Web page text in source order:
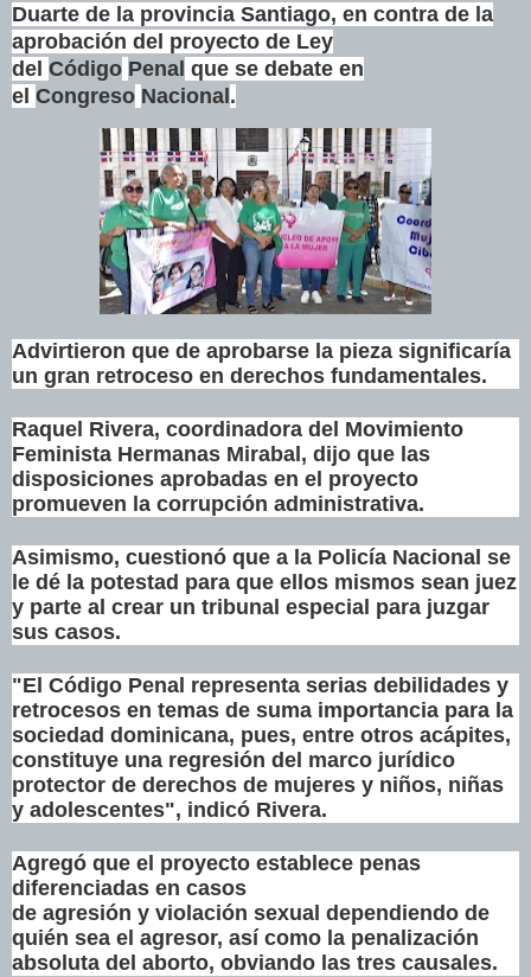
Duarte de la provincia Santiago, en contra de la
aprobación del proyecto de Ley
del Código Penal que se debate en
el Congreso Nacional.
Advirtieron que de aprobarse la pieza significaría
un gran retroceso en derechos fundamentales.
Raquel Rivera, coordinadora del Movimiento
Feminista Hermanas Mirabal, dijo que las
disposiciones aprobadas en el proyecto
promueven la corrupción administrativa.
Asimismo, cuestionó que a la Policía Nacional se
le dé la potestad para que ellos mismos sean juez
y parte al crear un tribunal especial para juzgar
sus casos.
"El Código Penal representa serias debilidades y
retrocesos en temas de suma importancia para la
sociedad dominicana, pues, entre otros acápites,
constituye una regresión del marco jurídico
protector de derechos de mujeres y niños, niñas
y adolescentes", indicó Rivera.
Agregó que el proyecto establece penas
diferenciadas en casos
de agresión y violación sexual dependiendo de
quién sea el agresor, así como la penalización
absoluta del aborto, obviando las tres causales.